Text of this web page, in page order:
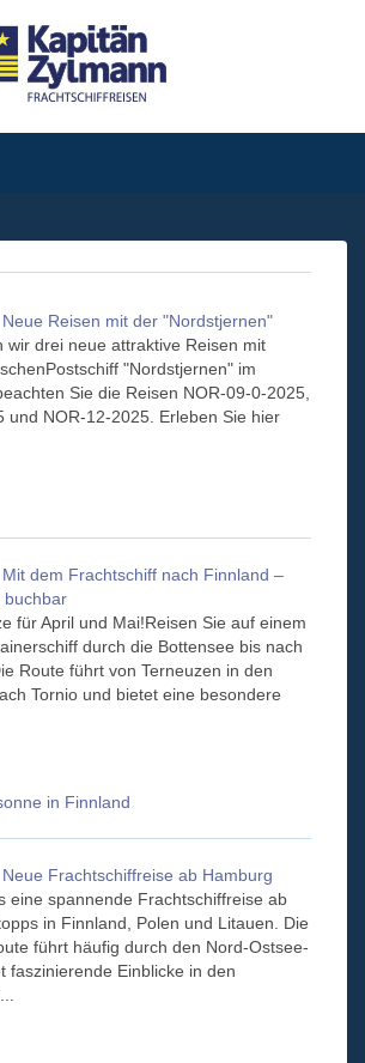
Neue Reisen mit der "Nordstjernen"
wir drei neue attraktive Reisen mit
"Nordstjernen" im
Sie die Reisen NOR-09-0-2025,
und NOR-12-2025. Erleben Sie hier
Mit dem Frachtschiff nach Finnland –
buchbar
für April und Mai!Reisen Sie auf einem
durch die Bottensee bis nach
Route führt von Terneuzen in den
Tornio und bietet eine besondere
Neue Frachtschiffreise ab Hamburg
eine spannende Frachtschiffreise ab
in Finnland, Polen und Litauen. Die
führt häufig durch den Nord-Ostsee-
faszinierende Einblicke in den